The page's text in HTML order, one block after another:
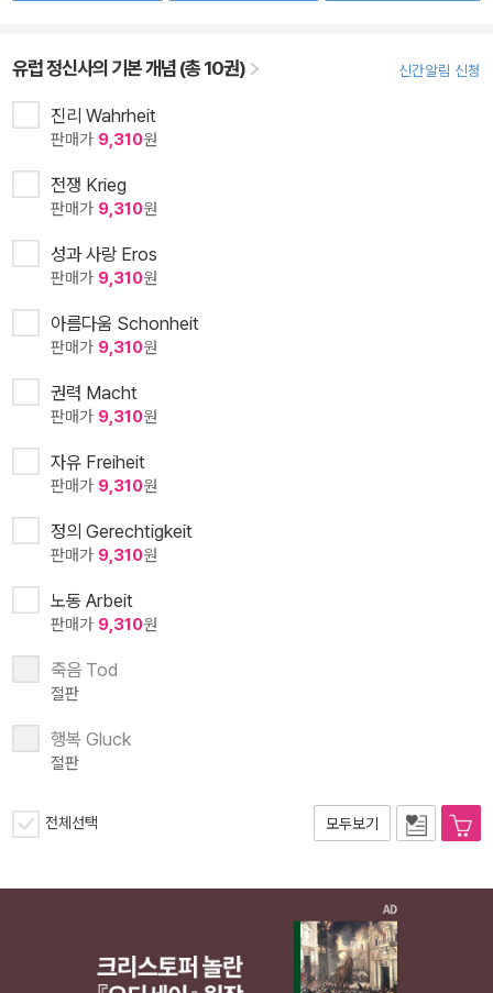
유럽 정신사의 기본 개념 (총 10권) 신간알림 신청
진리 Wahrheit
판매가 9,310원
전쟁 Krieg
판매가 9,310원
성과 사랑 Eros
판매가 9,310원
아름다움 Schonheit
판매가 9,310원
권력 Macht
판매가 9,310원
자유 Freiheit
판매가 9,310원
정의 Gerechtigkeit
판매가 9,310원
노동 Arbeit
판매가 9,310원
죽음 Tod
절판
행복 Gluck
절판
전체선택 모두보기